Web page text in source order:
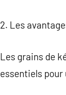
2. Les
Les grains de
essentiels pour